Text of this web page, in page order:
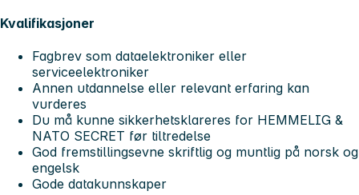
Kvalifikasjoner
Fagbrev som dataelektroniker eller
serviceelektroniker
Annen utdannelse eller relevant erfaring kan
vurderes
Du må kunne sikkerhetsklareres for HEMMELIG &
NATO SECRET før tiltredelse
God fremstillingsevne skriftlig og muntlig på norsk og
engelsk
Gode datakunnskaper